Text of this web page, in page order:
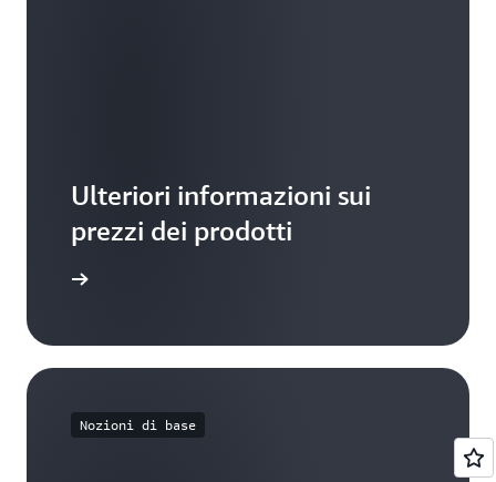
Ulteriori informazioni sui
prezzi dei prodotti
Nozioni di base